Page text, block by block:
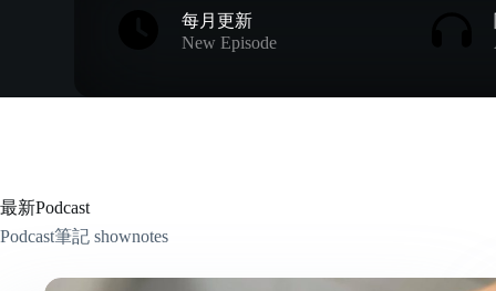
每月更新
New Episode
最新Podcast
Podcast筆記 shownotes